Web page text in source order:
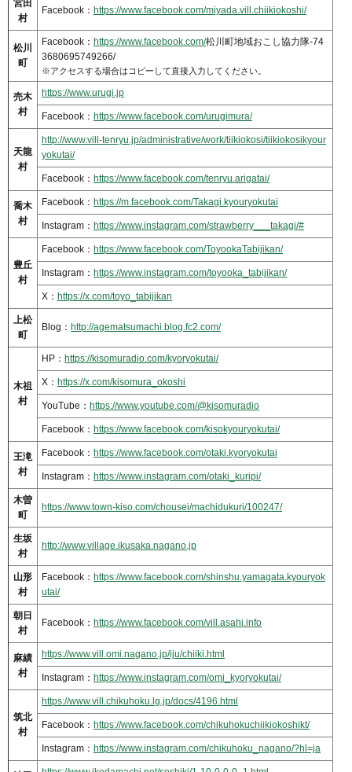
宮田
村
Facebook： https://www.facebook.com/miyada.vill.chiikiokoshi/
松川
町
Facebook： https://www.facebook.com/松川町地域おこし協力隊-74
3680695749266/
※アクセスする場合はコピーして直接入力してください。
売木
村
https://www.urugi.jp
Facebook： https://www.facebook.com/urugimura/
天龍
村
http://www.vill-tenryu.jp/administrative/work/tiikiokosi/tiikiokosikyour
yokutai/
Facebook： https://www.facebook.com/tenryu.arigatai/
喬木
村
Facebook： https://m.facebook.com/Takagi.kyouryokutai
Instagram： https://www.instagram.com/strawberry___takagi/#
豊丘
村
Facebook： https://www.facebook.com/ToyookaTabijikan/
Instagram： https://www.instagram.com/toyooka_tabijikan/
X： https://x.com/toyo_tabijikan
上松
町
Blog： http://agematsumachi.blog.fc2.com/
木祖
村
HP： https://kisomuradio.com/kyoryokutai/
X： https://x.com/kisomura_okoshi
YouTube： https://www.youtube.com/@kisomuradio
Facebook： https://www.facebook.com/kisokyouryokutai/
王滝
村
Facebook： https://www.facebook.com/otaki.kyoryokutai
Instagram： https://www.instagram.com/otaki_kuripi/
木曽
町
https://www.town-kiso.com/chousei/machidukuri/100247/
生坂
村
http://www.village.ikusaka.nagano.jp
山形
村
Facebook： https://www.facebook.com/shinshu.yamagata.kyouryok
utai/
朝日
村
Facebook： https://www.facebook.com/vill.asahi.info
麻績
村
https://www.vill.omi.nagano.jp/iju/chiiki.html
Instagram： https://www.instagram.com/omi_kyoryokutai/
筑北
村
https://www.vill.chikuhoku.lg.jp/docs/4196.html
Facebook： https://www.facebook.com/chikuhokuchiikiokoshikt/
Instagram： https://www.instagram.com/chikuhoku_nagano/?hl=ja